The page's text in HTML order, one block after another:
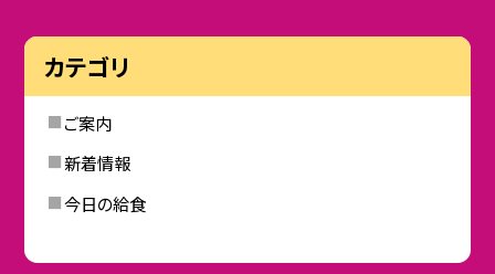
カテゴリ
ご案内
新着情報
今日の給食